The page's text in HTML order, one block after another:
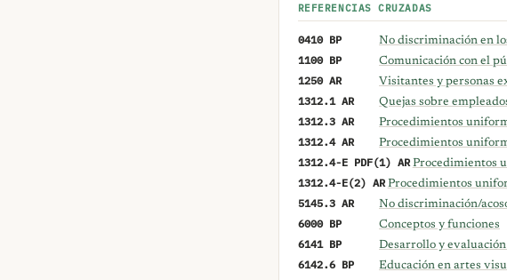
REFERENCIAS CRUZADAS
0410 BP No discriminación en
1100 BP Comunicación con el
1250 AR Visitantes y personas
1312.1 AR Quejas sobre
1312.3 AR Procedimientos
1312.4 AR Procedimientos
1312.4-E PDF(1) AR Procedimientos
1312.4-E(2) AR Procedimientos
5145.3 AR No discriminación/
6000 BP Conceptos y funciones
6141 BP Desarrollo y
6142.6 BP Educación en artes